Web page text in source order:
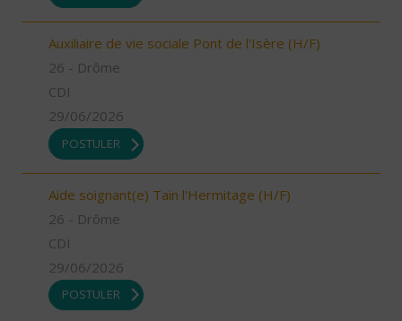
Auxiliaire de vie sociale Pont de l'Isère (H/F)
26 - Drôme
CDI
29/06/2026
POSTULER
Aide soignant(e) Tain l'Hermitage (H/F)
26 - Drôme
CDI
29/06/2026
POSTULER